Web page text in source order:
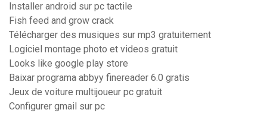
Installer android sur pc tactile
Fish feed and grow crack
Télécharger des musiques sur mp3 gratuitement
Logiciel montage photo et videos gratuit
Looks like google play store
Baixar programa abbyy finereader 6.0 gratis
Jeux de voiture multijoueur pc gratuit
Configurer gmail sur pc